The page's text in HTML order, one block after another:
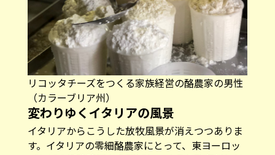
リコッタチーズをつくる家族経営の酪農家の男性
（カラーブリア州）
変わりゆくイタリアの風景
イタリアからこうした放牧風景が消えつつありま
す。イタリアの零細酪農家にとって、東ヨーロッ